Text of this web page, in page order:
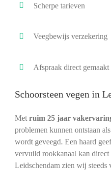
Scherpe tarieven
Veegbewijs verzekering
Afspraak direct gemaakt
Schoorsteen vegen in
Met ruim 25 jaar
problemen kunnen ontstaan
wordt geveegd. Een haard
vervuild rookkanaal kan direct
Leidschendam zien wij